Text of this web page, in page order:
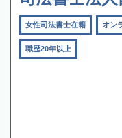
女性司法書士在籍 オン
職歴20年以上